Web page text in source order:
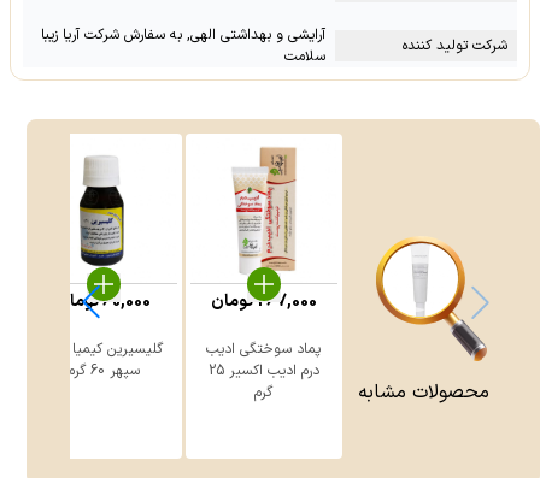
شرکت تولید کننده
آرایشی و بهداشتی الهی, به سفارش شرکت آریا زیبا
سلامت
محصولات مشابه
پماد سوختگی ادیب
درم ادیب اکسیر 25
گرم
267,000تومان
گلیسیرین کیمیا دارو
سپهر 60 گرم
60,000تومان